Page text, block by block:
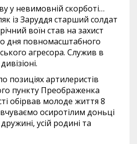
у невимовній скорботі…
із Заруддя старший солдат
воїн став на захист
дня повномасштабного
агресора. Служив в
позиціях артилеристів
пункту Преображенка
обірвав молоде життя 8
осиротілим доньці
усій родині та